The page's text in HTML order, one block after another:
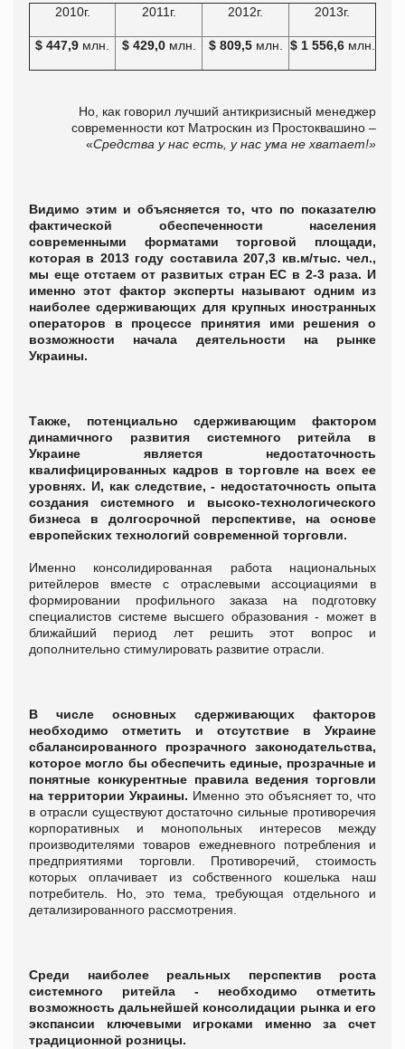
2010г. 2011г. 2012г. 2013г.
$ 447,9 млн. $ 429,0 млн. $ 809,5 млн. $ 1 556,6млн.
Но, как говорил лучший антикризисный менеджер
современности кот Матроскин из Простоквашино –
«Средства у нас есть, у нас ума не хватает!»
Видимо этим и объясняется то, что по показателю
фактической обеспеченности населения
современными форматами торговой площади,
которая в 2013 году составила 207,3 кв.м/тыс. чел.,
мы еще отстаем от развитых стран ЕС в 2-3 раза. И
именно этот фактор эксперты называют одним из
наиболее сдерживающих для крупных иностранных
операторов в процессе принятия ими решения о
возможности начала деятельности на рынке
Украины.
Также, потенциально сдерживающим фактором
динамичного развития системного ритейла в
Украине является недостаточность
квалифицированных кадров в торговле на всех ее
уровнях. И, как следствие, - недостаточность опыта
создания системного и высоко-технологического
бизнеса в долгосрочной перспективе, на основе
европейских технологий современной торговли.
Именно консолидированная работа национальных
ритейлеров вместе с отраслевыми ассоциациями в
формировании профильного заказа на подготовку
специалистов системе высшего образования - может в
ближайший период лет решить этот вопрос и
дополнительно стимулировать развитие отрасли.
В числе основных сдерживающих факторов
необходимо отметить и отсутствие в Украине
сбалансированного прозрачного законодательства,
которое могло бы обеспечить единые, прозрачные и
понятные конкурентные правила ведения торговли
на территории Украины. Именно это объясняет то, что
в отрасли существуют достаточно сильные противоречия
корпоративных и монопольных интересов между
производителями товаров ежедневного потребления и
предприятиями торговли. Противоречий, стоимость
которых оплачивает из собственного кошелька наш
потребитель. Но, это тема, требующая отдельного и
детализированного рассмотрения.
Среди наиболее реальных перспектив роста
системного ритейла - необходимо отметить
возможность дальнейшей консолидации рынка и его
экспансии ключевыми игроками именно за счет
традиционной розницы.